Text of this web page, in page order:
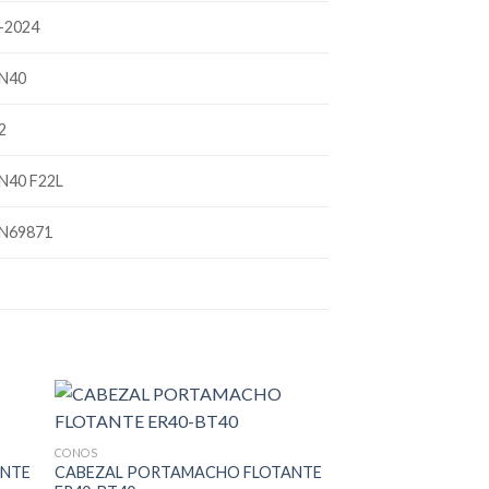
2024
F22L
CONOS
CABEZAL PORTAMACHO FLOTANTE